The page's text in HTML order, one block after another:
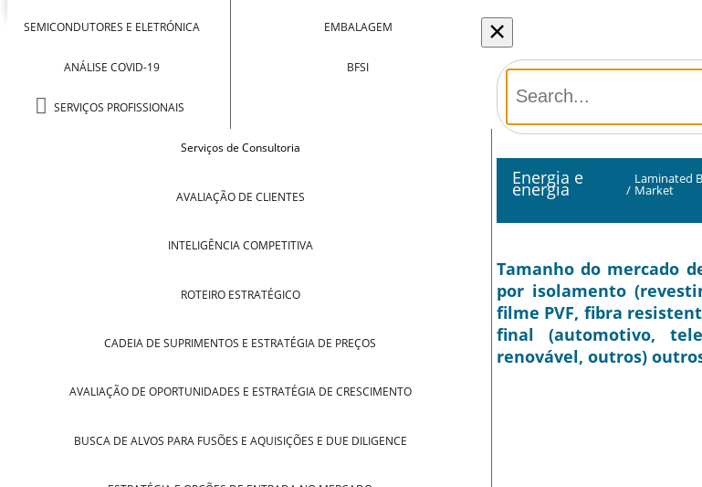
SEMICONDUTORES E ELETRÓNICA
ANÁLISE COVID-19
SERVIÇOS PROFISSIONAIS
EMBALAGEM
BFSI
Serviços de Consultoria
AVALIAÇÃO DE CLIENTES
INTELIGÊNCIA COMPETITIVA
ROTEIRO ESTRATÉGICO
CADEIA DE SUPRIMENTOS E ESTRATÉGIA DE PREÇOS
AVALIAÇÃO DE OPORTUNIDADES E ESTRATÉGIA DE CRESCIMENTO
BUSCA DE ALVOS PARA FUSÕES E AQUISIÇÕES E DUE DILIGENCE
×
Energia e
energia /
Laminated
Market
Tamanho do mercado
por isolamento
filme PVF, fibra
final (automotivo,
renovável, outros)